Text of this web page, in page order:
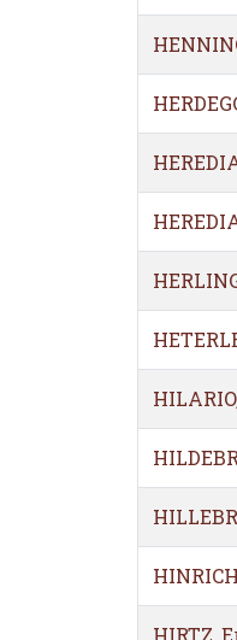
HIRTZ,